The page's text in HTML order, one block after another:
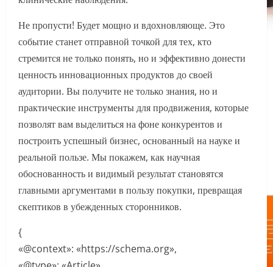
Не пропусти! Будет мощно и вдохновляюще. Это
событие станет отправной точкой для тех, кто
стремится не только понять, но и эффективно донести
ценность инновационных продуктов до своей
аудитории. Вы получите не только знания, но и
практические инструменты для продвижения, которые
позволят вам выделиться на фоне конкурентов и
построить успешный бизнес, основанный на науке и
реальной пользе. Мы покажем, как научная
обоснованность и видимый результат становятся
главными аргументами в пользу покупки, превращая
скептиков в убежденных сторонников.
{
«@context»: «https://schema.org»,